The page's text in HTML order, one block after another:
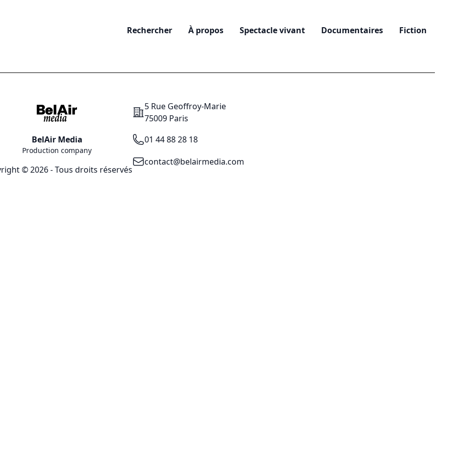
Rechercher À propos Spectacle vivant Documentaires Fiction
BelAir Media
Production company
© 2026 - Tous droits réservés
Addresse
5 Rue Geoffroy-Marie
75009 Paris
Téléphone
01 44 88 28 18
Emailcontact@belairmedia.com